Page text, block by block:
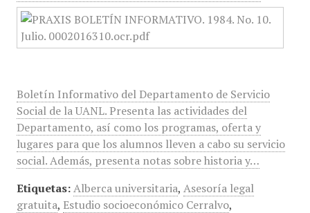
Boletín Informativo del Departamento de Servicio
Social de la UANL. Presenta las actividades del
Departamento, así como los programas, oferta y
lugares para que los alumnos lleven a cabo su servicio
social. Además, presenta notas sobre historia y…
Etiquetas: Alberca universitaria, Asesoría legal
gratuita, Estudio socioeconómico Cerralvo,